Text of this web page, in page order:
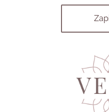
uporządkowana